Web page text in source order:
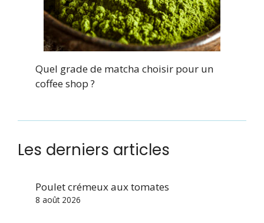
Quel grade de matcha choisir pour un
coffee shop ?
Les derniers articles
Poulet crémeux aux tomates
8 août 2026